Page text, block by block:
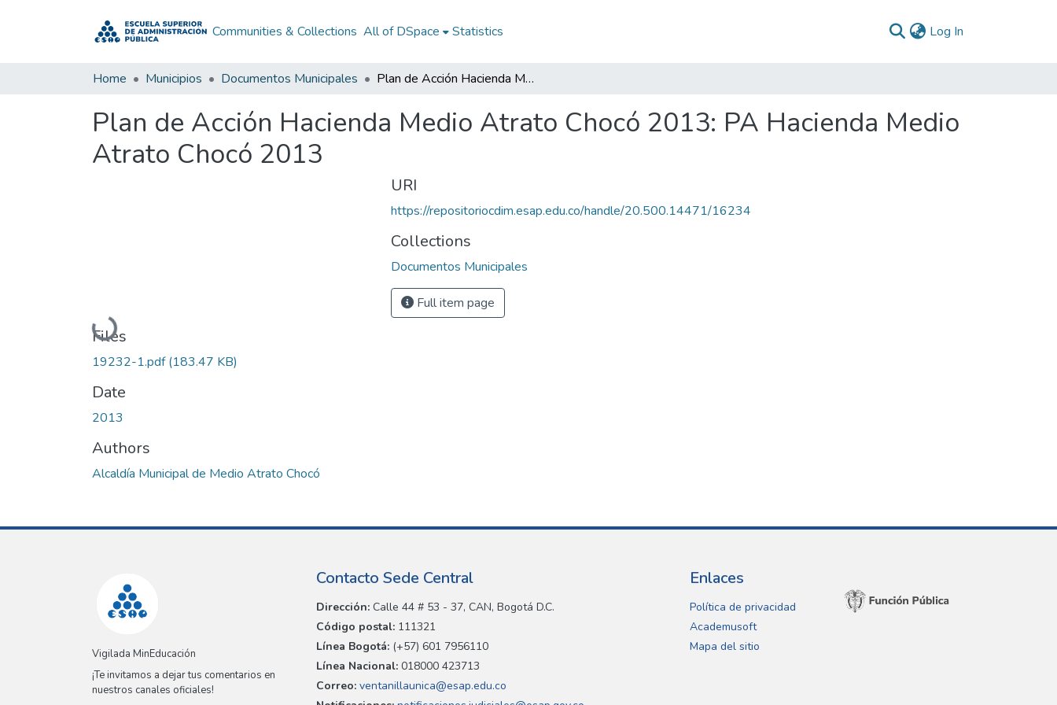
Communities & Collections All of DSpace Statistics Log In
Home Municipios Documentos Municipales Plan de Acción Hacienda Medio Atrato Chocó 2013: PA Hacienda Medio Atrato Chocó 2013
Plan de Acción Hacienda Medio Atrato Chocó 2013: PA Hacienda Medio
Atrato Chocó 2013
Loading...
Files
19232-1.pdf(183.47 KB)
Date
2013
Authors
Alcaldía Municipal de Medio Atrato Chocó
URI
https://repositoriocdim.esap.edu.co/handle/20.500.14471/16234
Collections
Documentos Municipales
Full item page
Vigilada MinEducación
¡Te invitamos a dejar tus comentarios en
nuestros canales oficiales!
Contacto Sede Central
Dirección: Calle 44 # 53 - 37, CAN, Bogotá D.C.
Código postal: 111321
Línea Bogotá: (+57) 601 7956110
Línea Nacional: 018000 423713
Correo: ventanillaunica@esap.edu.co
Enlaces
Política de privacidad
Academusoft
Mapa del sitio